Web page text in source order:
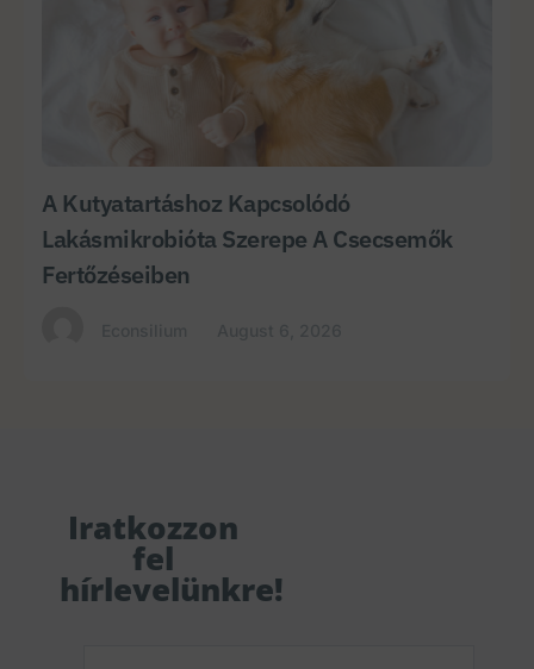
A Kutyatartáshoz Kapcsolódó
Lakásmikrobióta Szerepe A Csecsemők
Fertőzéseiben
Iratkozzon
fel
hírlevelünkre!